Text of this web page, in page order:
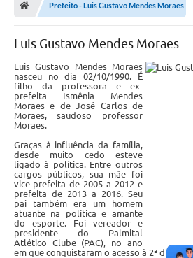
A Prefeitura
Departamentos
Câmara Municipal
Contato
Prefeito - Luis Gustavo Mendes Moraes
Luis Gustavo Mendes Moraes
Luis Gustavo Mendes Moraes
nasceu no dia 02/10/1990. É
filho da professora e ex-
prefeita Ismênia Mendes
Moraes e de José Carlos de
Moraes, saudoso professor
Moraes.
Graças à influência da família,
desde muito cedo esteve
ligado à política. Entre outros
cargos públicos, sua mãe foi
vice-prefeita de 2005 a 2012 e
prefeita de 2013 a 2016. Seu
pai também era um homem
atuante na política e amante
do esporte. Foi vereador e
presidente do Palmital
Atlético Clube (PAC), no ano
em que conquistaram o acesso à 2ª divisão